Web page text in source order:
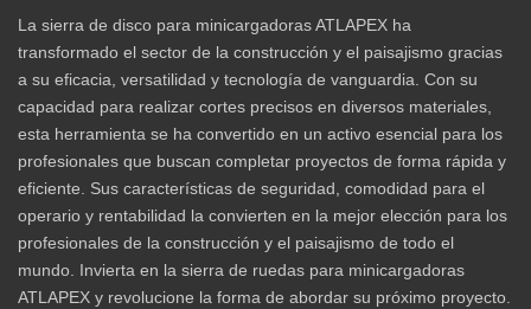
La sierra de disco para minicargadoras ATLAPEX ha
transformado el sector de la construcción y el paisajismo gracias
a su eficacia, versatilidad y tecnología de vanguardia. Con su
capacidad para realizar cortes precisos en diversos materiales,
esta herramienta se ha convertido en un activo esencial para los
profesionales que buscan completar proyectos de forma rápida y
eficiente. Sus características de seguridad, comodidad para el
operario y rentabilidad la convierten en la mejor elección para los
profesionales de la construcción y el paisajismo de todo el
mundo. Invierta en la sierra de ruedas para minicargadoras
ATLAPEX y revolucione la forma de abordar su próximo proyecto.